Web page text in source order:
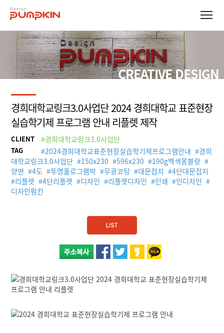
CREATIVE DESIGN
경희대학교링크3.0사업단 2024 경희대학교 표준현장
실습학기제 프로그램 안내 리플렛 제작
CLIENT #경희대학교링크3.0사업단
TAG #2024경희대학교표준현장실습학기제프로그램안내 #경희
대학교링크3.0사업단 #150x230 #596x230 #190g백색몽블랑 #
양면 #4도 #투명홀로그램박 #무광코팅 #대문접지 #4단대문접지
#리플렛 #4단리플렛 #디자인 #리플렛디자인 #인쇄 #인디자인 #
디자인펌킨